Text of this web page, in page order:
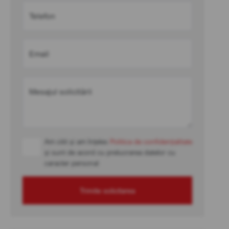
Telefon
Email
Mesajul solicitării
Am citit și am înțeles
Politica de confidențialitate
și sunt de acord cu prelucrarea datelor cu
caracter personal
Trimite solicitarea